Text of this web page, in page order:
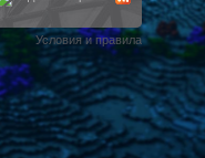
Условия и правила